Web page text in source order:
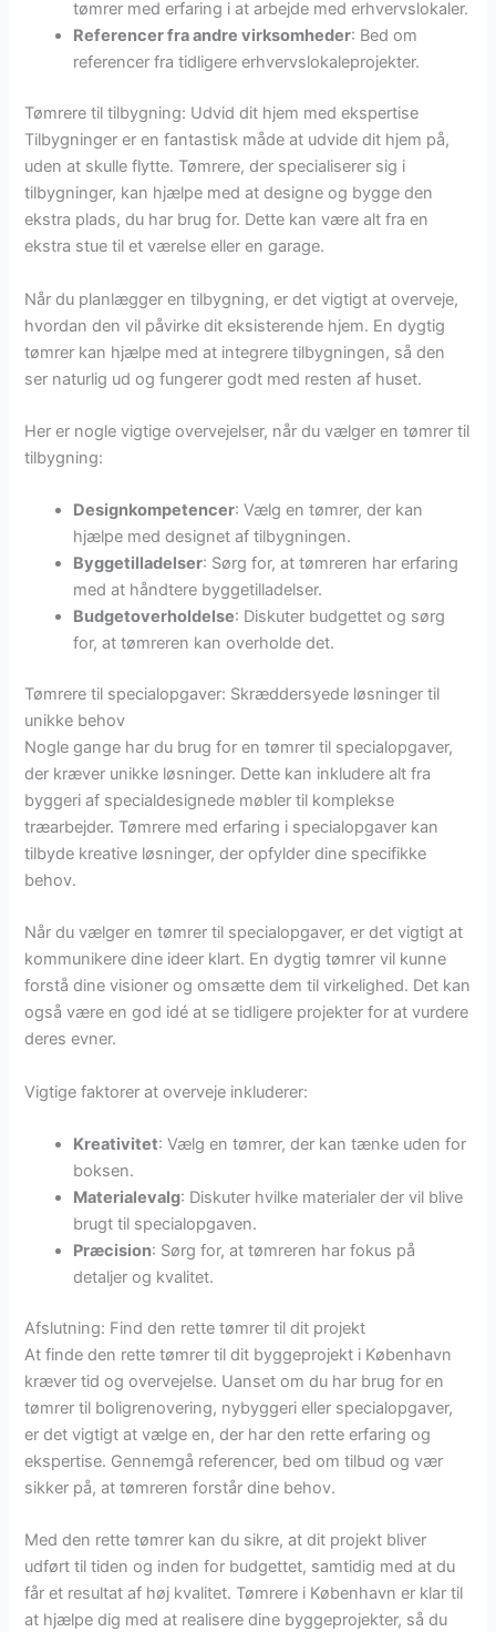
tømrer med erfaring i at arbejde med erhvervslokaler.
Referencer fra andre virksomheder: Bed om
referencer fra tidligere erhvervslokaleprojekter.
Tømrere til tilbygning: Udvid dit hjem med ekspertise
Tilbygninger er en fantastisk måde at udvide dit hjem på,
uden at skulle flytte. Tømrere, der specialiserer sig i
tilbygninger, kan hjælpe med at designe og bygge den
ekstra plads, du har brug for. Dette kan være alt fra en
ekstra stue til et værelse eller en garage.
Når du planlægger en tilbygning, er det vigtigt at overveje,
hvordan den vil påvirke dit eksisterende hjem. En dygtig
tømrer kan hjælpe med at integrere tilbygningen, så den
ser naturlig ud og fungerer godt med resten af huset.
Her er nogle vigtige overvejelser, når du vælger en tømrer til
tilbygning:
Designkompetencer: Vælg en tømrer, der kan
hjælpe med designet af tilbygningen.
Byggetilladelser: Sørg for, at tømreren har erfaring
med at håndtere byggetilladelser.
Budgetoverholdelse: Diskuter budgettet og sørg
for, at tømreren kan overholde det.
Tømrere til specialopgaver: Skræddersyede løsninger til
unikke behov
Nogle gange har du brug for en tømrer til specialopgaver,
der kræver unikke løsninger. Dette kan inkludere alt fra
byggeri af specialdesignede møbler til komplekse
træarbejder. Tømrere med erfaring i specialopgaver kan
tilbyde kreative løsninger, der opfylder dine specifikke
behov.
Når du vælger en tømrer til specialopgaver, er det vigtigt at
kommunikere dine ideer klart. En dygtig tømrer vil kunne
forstå dine visioner og omsætte dem til virkelighed. Det kan
også være en god idé at se tidligere projekter for at vurdere
deres evner.
Vigtige faktorer at overveje inkluderer:
Kreativitet: Vælg en tømrer, der kan tænke uden for
boksen.
Materialevalg: Diskuter hvilke materialer der vil blive
brugt til specialopgaven.
Præcision: Sørg for, at tømreren har fokus på
detaljer og kvalitet.
Afslutning: Find den rette tømrer til dit projekt
At finde den rette tømrer til dit byggeprojekt i København
kræver tid og overvejelse. Uanset om du har brug for en
tømrer til boligrenovering, nybyggeri eller specialopgaver,
er det vigtigt at vælge en, der har den rette erfaring og
ekspertise. Gennemgå referencer, bed om tilbud og vær
sikker på, at tømreren forstår dine behov.
Med den rette tømrer kan du sikre, at dit projekt bliver
udført til tiden og inden for budgettet, samtidig med at du
får et resultat af høj kvalitet. Tømrere i København er klar til
at hjælpe dig med at realisere dine byggeprojekter, så du